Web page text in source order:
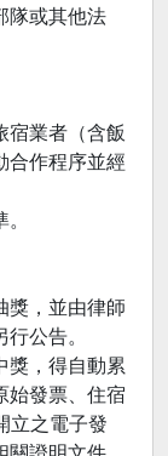
隊或其他法
宿業者（含飯
合作程序並經
獎，並由律師
公告。
獎，得自動累
始發票、住宿
立之電子發